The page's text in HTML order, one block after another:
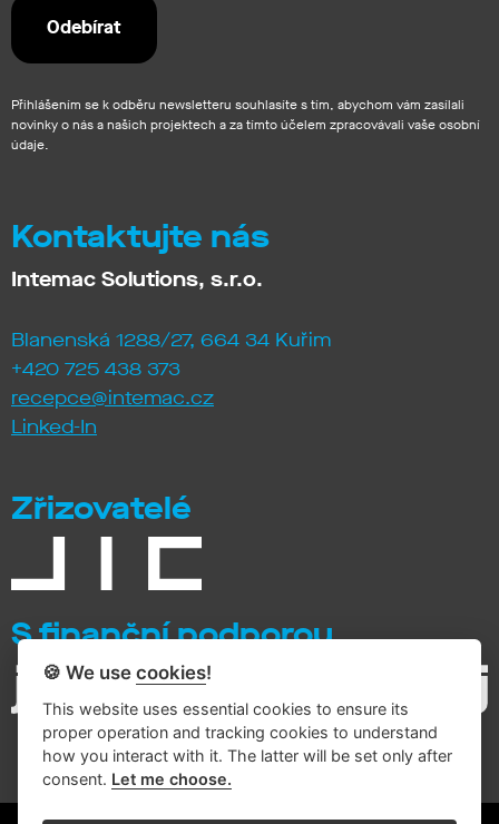
Přihlášením se k odběru newsletteru souhlasíte s tím, abychom vám zasílali
novinky o nás a našich projektech a za tímto účelem zpracovávali vaše osobní
údaje.
Kontaktujte nás
Intemac Solutions, s.r.o.
Blanenská 1288/27, 664 34 Kuřim
+420 725 438 373
recepce@intemac.cz
Linked-In
Zřizovatelé
S finanční podporou
🍪 We usecookies!
This website uses essential cookies to ensure its
proper operation and tracking cookies to understand
how you interact with it. The latter will be set only after
consent. Let me choose.